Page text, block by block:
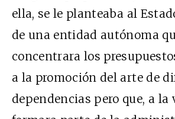
ella, se le planteaba al
de una entidad autónoma
concentrara los
a la promoción del arte de
dependencias pero que, a la